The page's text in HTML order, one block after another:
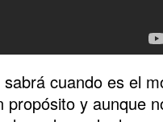
cuando es el
propósito y aunque